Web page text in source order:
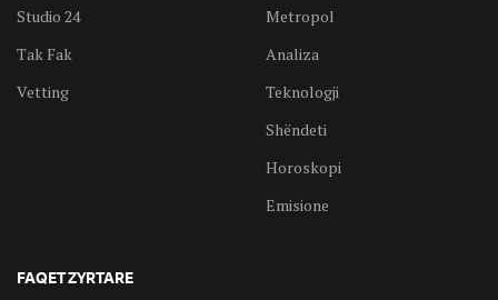
Studio 24
Tak Fak
Vetting
Metropol
Analiza
Teknologji
Shëndeti
Horoskopi
Emisione
FAQET ZYRTARE